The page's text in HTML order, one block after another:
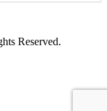
Reserved.